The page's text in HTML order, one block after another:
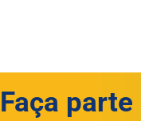
Faça parte